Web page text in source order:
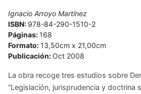
Ignacio Arroyo Martínez
ISBN: 978-84-290-1510-2
Páginas:168
Formato:13,50cm x 21,00cm
Publicación:Oct 2008
La obra recoge tres estudios sobre
“Legislación, jurisprudencia y doctrina